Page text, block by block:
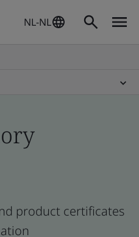
NL-NL
product certificates